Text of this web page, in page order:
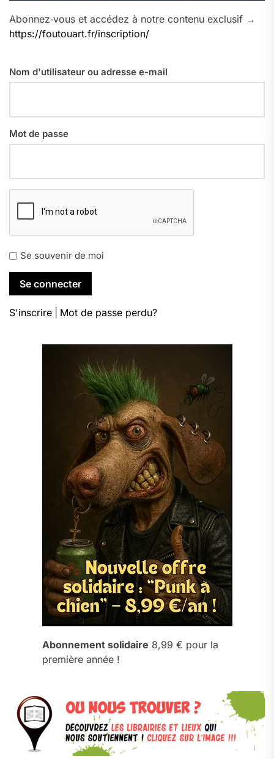
Abonnez‑vous et accédez à notre contenu exclusif →
https://foutouart.fr/inscription/
Nom d'utilisateur ou adresse e-mail
Mot de passe
Se souvenir de moi
S'inscrire Mot de passe perdu?
Abonnement solidaire 8,99 € pour la
première année !